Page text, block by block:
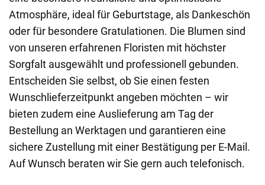
Atmosphäre, ideal für Geburtstage, als Dankeschön
oder für besondere Gratulationen. Die Blumen sind
von unseren erfahrenen Floristen mit höchster
Sorgfalt ausgewählt und professionell gebunden.
Entscheiden Sie selbst, ob Sie einen festen
Wunschlieferzeitpunkt angeben möchten – wir
bieten zudem eine Auslieferung am Tag der
Bestellung an Werktagen und garantieren eine
sichere Zustellung mit einer Bestätigung per E-Mail.
Auf Wunsch beraten wir Sie gern auch telefonisch.